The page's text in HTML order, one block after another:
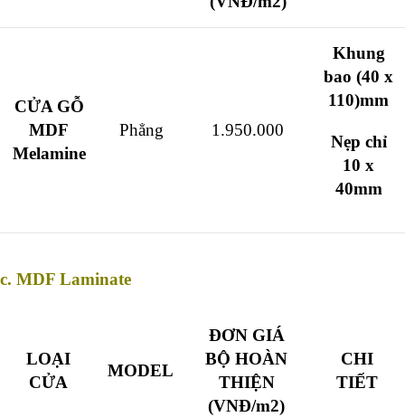
CỬA GỖ
MDF
Melamine
Phẳng 1.950.000
Khung
bao (40 x
110)mm
Nẹp chỉ
10 x
40mm
c. MDF Laminate
LOẠI
CỬA
MODEL
ĐƠN GIÁ
BỘ HOÀN
THIỆN
(VNĐ/m2)
CHI
TIẾT